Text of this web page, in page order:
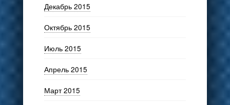
Декабрь 2015
Октябрь 2015
Июль 2015
Апрель 2015
Март 2015